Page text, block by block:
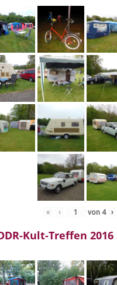
« ‹ von 4 ›
Kult-Treffen